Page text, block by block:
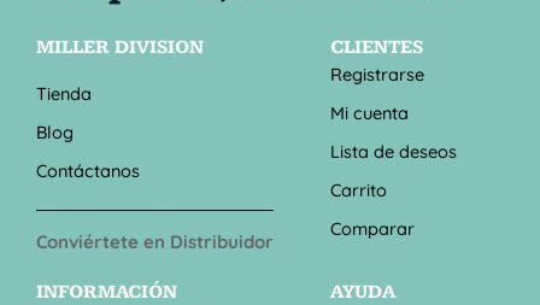
MILLER DIVISION
Tienda
Blog
Contáctanos
Conviértete en Distribuidor
CLIENTES
Registrarse
Mi cuenta
Lista de deseos
Carrito
Comparar
INFORMACIÓN
AYUDA